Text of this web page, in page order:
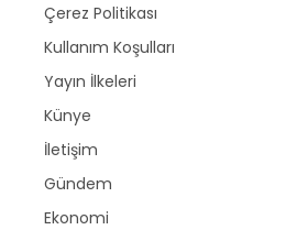
Çerez Politikası
Kullanım Koşulları
Yayın İlkeleri
Künye
İletişim
Gündem
Ekonomi